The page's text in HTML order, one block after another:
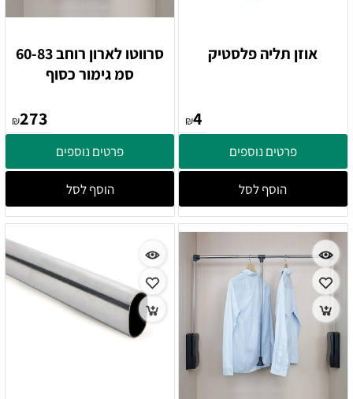
אוזן תליה פלסטיק
₪4
פרטים נוספים
הוסף לסל
סרווטו לארון רוחב 60-83
סמ גימור כסוף
₪273
פרטים נוספים
הוסף לסל